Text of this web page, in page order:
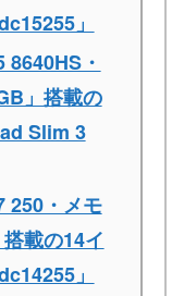
」
・
」搭載の
Slim 3
250・メモ
載の14イ
」